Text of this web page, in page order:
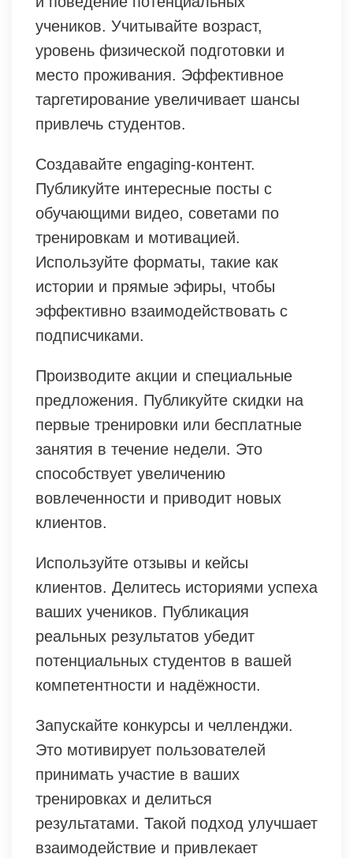
учеников. Учитывайте возраст,
уровень физической подготовки и
место проживания. Эффективное
таргетирование увеличивает шансы
привлечь студентов.
Создавайте engaging-контент.
Публикуйте интересные посты с
обучающими видео, советами по
тренировкам и мотивацией.
Используйте форматы, такие как
истории и прямые эфиры, чтобы
эффективно взаимодействовать с
подписчиками.
Производите акции и специальные
предложения. Публикуйте скидки на
первые тренировки или бесплатные
занятия в течение недели. Это
способствует увеличению
вовлеченности и приводит новых
клиентов.
Используйте отзывы и кейсы
клиентов. Делитесь историями успеха
ваших учеников. Публикация
реальных результатов убедит
потенциальных студентов в вашей
компетентности и надёжности.
Запускайте конкурсы и челленджи.
Это мотивирует пользователей
принимать участие в ваших
тренировках и делиться
результатами. Такой подход улучшает
взаимодействие и привлекает